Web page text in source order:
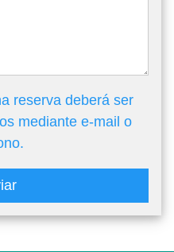
reserva deberá ser
mediante e-mail o